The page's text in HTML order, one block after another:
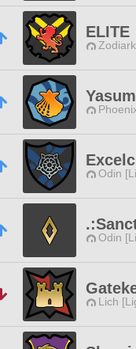
ELITE
Odin
Odin
Lich